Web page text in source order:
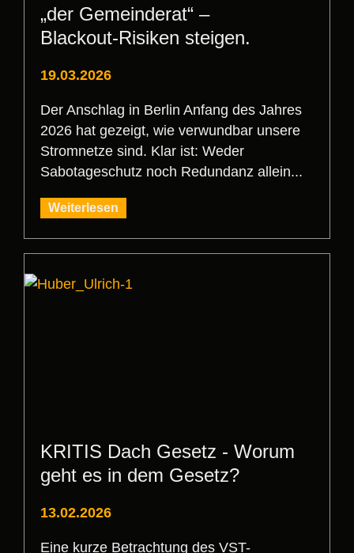
„der Gemeinderat“ –
Blackout‑Risiken steigen.
19.03.2026
Der Anschlag in Berlin Anfang des Jahres
2026 hat gezeigt, wie verwundbar unsere
Stromnetze sind. Klar ist: Weder
Sabotageschutz noch Redundanz allein...
Weiterlesen
KRITIS Dach Gesetz - Worum
geht es in dem Gesetz?
13.02.2026
Eine kurze Betrachtung des VST-